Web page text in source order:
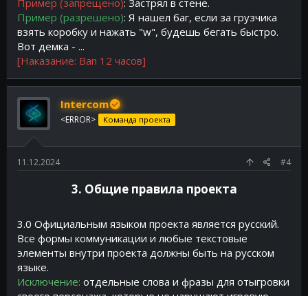
Пример (запрещено): Застрял в стене.
Пример (разрешено): Я нашел баг, если за грузчика
взять коробку и нажать "w", будешь бегать быстро.
Вот демка - ...
[Наказание: Ban 12 часов]
Intercom
<ERROR> Команда проекта
11.12.2024 #4
3. Общие правила проекта​
3.0 Официальным языком проекта является русский.
Все формы коммуникации и любые текстовые
элементы внутри проекта должны быть на русском
языке.
Исключение: отдельные слова и фразы для отыгровки